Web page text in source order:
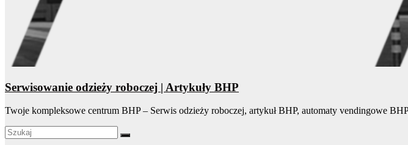
Serwisowanie odzieży roboczej | Artykuły BHP
Twoje kompleksowe centrum BHP – Serwis odzieży roboczej, artykuł BHP, automaty vendingowe